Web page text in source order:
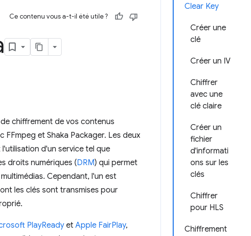
Clear Key
Créer une
clé
Créer un IV
Chiffrer
avec une
clé claire
Créer un
fichier
d'informati
ons sur les
clés
Chiffrer
pour HLS
Chiffrement
Ce contenu vous a-t-il été utile ?
chiffrement de vos contenus
FFmpeg et Shaka Packager. Les deux
l'utilisation d'un service tel que
droits numériques (DRM) qui permet
Cependant, l'un est
les clés sont transmises pour
PlayReadyet Apple FairPlay,